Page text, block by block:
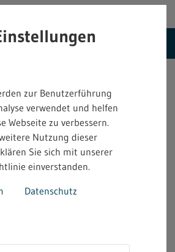
Suche
zur Benutzerführung
verwendet und helfen
Webseite zu verbessern.
Nutzung dieser
Sie sich mit unserer
einverstanden.
Datenschutz